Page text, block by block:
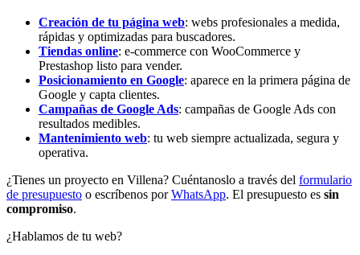
Creación de tu página web: webs profesionales a medida,
rápidas y optimizadas para buscadores.
Tiendas online: e-commerce con WooCommerce y
Prestashop listo para vender.
Posicionamiento en Google: aparece en la primera página de
Google y capta clientes.
Campañas de Google Ads: campañas de Google Ads con
resultados medibles.
Mantenimiento web: tu web siempre actualizada, segura y
operativa.
¿Tienes un proyecto en Villena? Cuéntanoslo a través del formulario
de presupuesto o escríbenos porWhatsApp. El presupuesto es sin
compromiso.
¿Hablamos de tu web?